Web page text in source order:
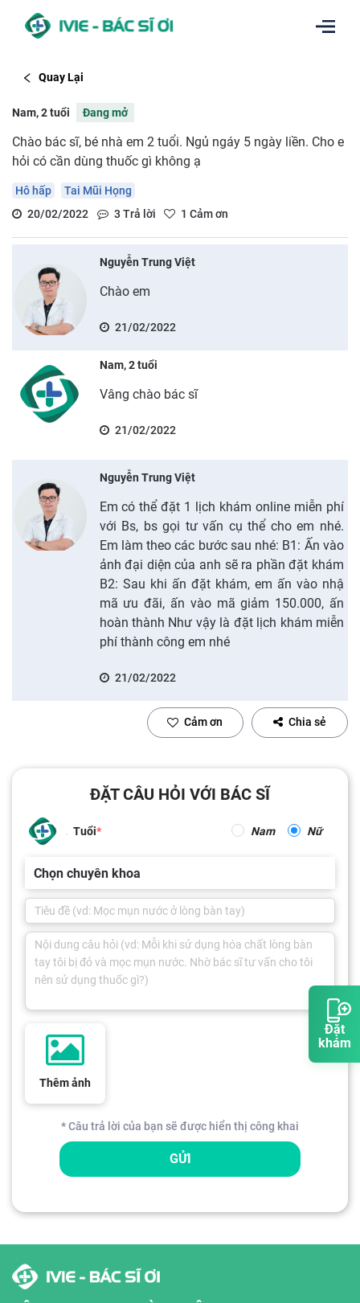
Đặt
khám
Quay Lại
Nam, 2 tuổi Đang mở
Chào bác sĩ, bé nhà em 2 tuổi. Ngủ ngáy 5 ngày liền. Cho e
hỏi có cần dùng thuốc gì không ạ
Hô hấp
Tai Mũi Họng
20/02/2022
3 Trả lời 1 Cảm ơn
Nguyễn Trung Việt
Chào em
21/02/2022
Nam, 2 tuổi
Vâng chào bác sĩ
21/02/2022
Nguyễn Trung Việt
Em có thể đặt 1 lịch khám online miễn phí
với Bs, bs gọi tư vấn cụ thể cho em nhé.
Em làm theo các bước sau nhé: B1: Ấn vào
ảnh đại diện của anh sẽ ra phần đặt khám
B2: Sau khi ấn đặt khám, em ấn vào nhậ
mã ưu đãi, ấn vào mã giảm 150.000, ấn
hoàn thành Như vậy là đặt lịch khám miễn
phí thành công em nhé
21/02/2022
Cảm ơn Chia sẻ
ĐẶT CÂU HỎI VỚI BÁC SĨ
Tuổi Nam Nữ
Chọn chuyên khoa
Thêm ảnh
* Câu trả lời của bạn sẽ được hiển thị công khai
GỬI